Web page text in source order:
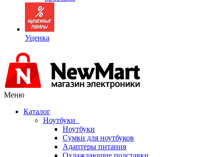
Уценка
Меню
Каталог
Ноутбуки
Ноутбуки
Сумки для ноутбуков
Адаптеры питания
Охлаждающие подставки